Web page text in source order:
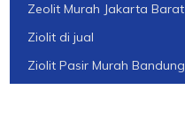
Zeolit Murah Jakarta Barat
Ziolit di jual
Ziolit Pasir Murah Bandung